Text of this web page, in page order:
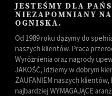
JESTEŚMY DLA
NIEZAPOMNIANY
OGNISKA.
Od 1989 roku dążymy do
naszych klientów. Praca
Wyróżnienia oraz nagrody
JAKOŚĆ, idziemy w dobrym
ZAUFANIEM naszych
najbardziej WYMAGAJĄCE